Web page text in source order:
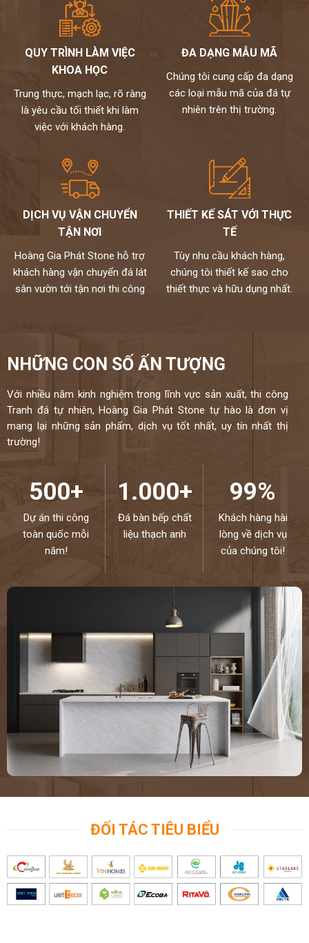
QUY TRÌNH LÀM VIỆC
KHOA HỌC
Trung thực, mạch lạc, rõ ràng
là yêu cầu tối thiết khi làm
việc với khách hàng.
ĐA DẠNG MẪU MÃ
Chúng tôi cung cấp đa dạng
các loại mẫu mã của đá tự
nhiên trên thị trường.
DỊCH VỤ VẬN CHUYỂN
TẬN NƠI
Hoàng Gia Phát Stone hỗ trợ
khách hàng vận chuyển đá lát
sân vườn tới tận nơi thi công
THIẾT KẾ SÁT VỚI THỰC
TẾ
Tùy nhu cầu khách hàng,
chúng tôi thiết kế sao cho
thiết thực và hữu dụng nhất.
NHỮNG CON SỐ ẤN TƯỢNG
Với nhiều năm kinh nghiệm trong lĩnh vực sản xuất, thi công
Tranh đá tự nhiên, Hoàng Gia Phát Stone tự hào là đơn vị
mang lại những sản phẩm, dịch vụ tốt nhất, uy tín nhất thị
trường!
500+
Dự án thi công
toàn quốc mỗi
năm!
1.000+
Đá bàn bếp chất
liệu thạch anh
99%
Khách hàng hài
lòng về dịch vụ
của chúng tôi!
ĐỐI TÁC TIÊU BIỂU